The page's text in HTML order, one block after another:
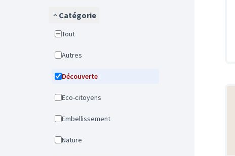
Catégorie
Tout
Autres
Découverte
Eco-citoyens
Embellissement
Nature